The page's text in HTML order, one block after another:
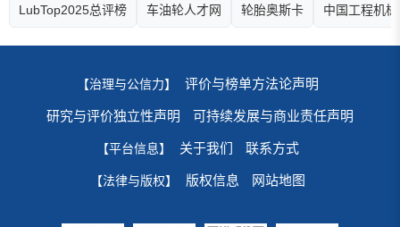
LubTop2025总评榜 车油轮人才网 轮胎奥斯卡 中国工程机
【治理与公信力】 评价与榜单方法论声明
研究与评价独立性声明 可持续发展与商业责任声明
【平台信息】 关于我们 联系方式
【法律与版权】 版权信息 网站地图